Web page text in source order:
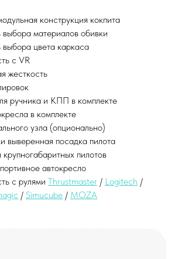
конструкция кокпита
выбора материалов обивки
выбора цвета каркаса
с VR
жесткость
ручника и КПП в комплекте
в комплекте
узла (опционально)
выверенная посадка пилота
крупногабаритных пилотов
автокресло
с рулями Thrustmaster / Logitech /
/ Simucube / MOZA